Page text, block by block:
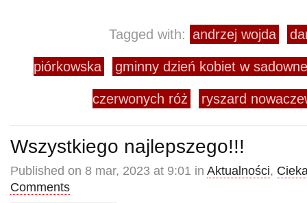
Tagged with: andrzej wojda
piórkowska gminny dzień kobiet w
czerwonych róż ryszard
Wszystkiego najlepszego!!!
Published on 8 mar, 2023 at 9:01 in Aktualności,
Comments